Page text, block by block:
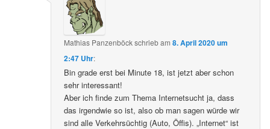
Mathias Panzenböckschriebam8. April 2020 um
2:47 Uhr:
Bin grade erst bei Minute 18, ist jetzt aber schon
sehr interessant!
Aber ich finde zum Thema Internetsucht ja, dass
das irgendwie so ist, also ob man sagen würde wir
sind alle Verkehrsüchtig (Auto, Öffis). „Internet“ ist